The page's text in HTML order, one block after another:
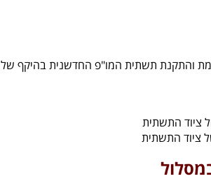
והתקנת תשתית המו"פ החדשנית בהיקף של
ציוד התשתית
ציוד התשתית